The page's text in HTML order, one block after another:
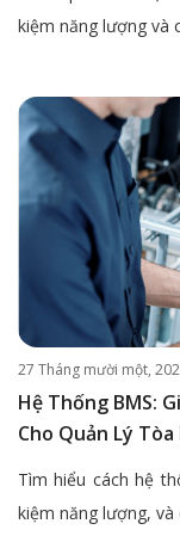
kiệm năng lượng và
27 Tháng mười một,
Hệ Thống BMS:
Cho Quản Lý
Tìm hiểu cách hệ
kiệm năng lượng, và